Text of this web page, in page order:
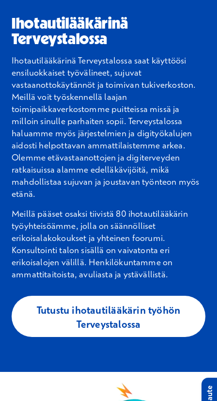
Ihotautilääkärinä
Terveystalossa
Ihotautilääkärinä Terveystalossa saat käyttöösi
ensiluokkaiset työvälineet, sujuvat
vastaanottokäytännöt ja toimivan tukiverkoston.
Meillä voit työskennellä laajan
toimipaikkaverkostomme puitteissa missä ja
milloin sinulle parhaiten sopii. Terveystalossa
haluamme myös järjestelmien ja digityökalujen
aidosti helpottavan ammattilaistemme arkea.
Olemme etävastaanottojen ja digiterveyden
ratkaisuissa alamme edelläkävijöitä, mikä
mahdollistaa sujuvan ja joustavan työnteon myös
etänä.
Meillä pääset osaksi tiivistä 80 ihotautilääkärin
työyhteisöämme, jolla on säännölliset
erikoisalakokoukset ja yhteinen foorumi.
Konsultointi talon sisällä on vaivatonta eri
erikoisalojen välillä. Henkilökuntamme on
ammattitaitoista, avuliasta ja ystävällistä.
Tutustu ihotautilääkärin työhön
Terveystalossa